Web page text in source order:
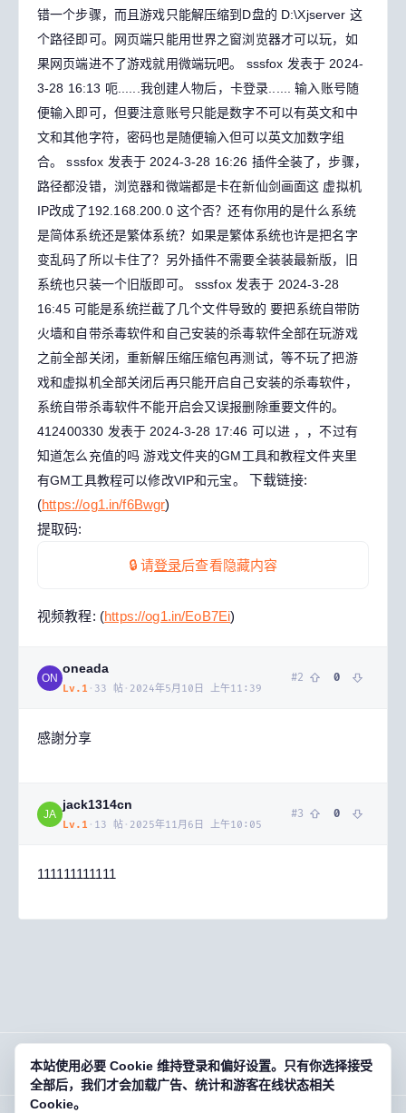
本站使用必要 Cookie 维持登录和偏好设置。只有你选择接受
全部后，我们才会加载广告、统计和游客在线状态相关
Cookie。
CF6D68D1CDA40B7650FC99CB5DD261E8
文件名称：新仙劍奇俠傳Online虛擬機單機一鍵服
務端遊戲.part2.rar
文件大小：2.87 GB (3088154256 字节)
MD5 ：
02C5B6049217BA0B5BA988417077C1DA
错一个步骤，而且游戏只能解压缩到D盘的 D:\Xjserver 这
个路径即可。网页端只能用世界之窗浏览器才可以玩，如
果网页端进不了游戏就用微端玩吧。
sssfox 发表于 2024-
3-28 16:13 呃......我创建人物后，卡登录......
输入账号随
便输入即可，但要注意账号只能是数字不可以有英文和中
文和其他字符，密码也是随便输入但可以英文加数字组
合。
sssfox 发表于 2024-3-28 16:26 插件全装了，步骤，
路径都没错，浏览器和微端都是卡在新仙剑画面这 虚拟机
IP改成了192.168.200.0 这个否？还有你用的是什么系统
是简体系统还是繁体系统？如果是繁体系统也许是把名字
变乱码了所以卡住了？另外插件不需要全装装最新版，旧
系统也只装一个旧版即可。
sssfox 发表于 2024-3-28
16:45 可能是系统拦截了几个文件导致的 要把系统自带防
火墙和自带杀毒软件和自己安装的杀毒软件全部在玩游戏
之前全部关闭，重新解压缩压缩包再测试，等不玩了把游
戏和虚拟机全部关闭后再只能开启自己安装的杀毒软件，
系统自带杀毒软件不能开启会又误报删除重要文件的。
412400330 发表于 2024-3-28 17:46 可以进 ，，不过有
知道怎么充值的吗 游戏文件夹的GM工具和教程文件夹里
有GM工具教程可以修改VIP和元宝。
下载链接:
(https://og1.in/f6Bwgr)
提取码:
🔒 请登录后查看隐藏内容
视频教程: (https://og1.in/EoB7Ei)
ON
oneada
Lv. 1 · 33 帖 · 2024年5月10日 上午11:39
#2 0
感謝分享
JA
jack1314cn
Lv. 1 · 13 帖 · 2025年11月6日 上午10:05
#3 0
111111111111
OG01· 欧基零壹